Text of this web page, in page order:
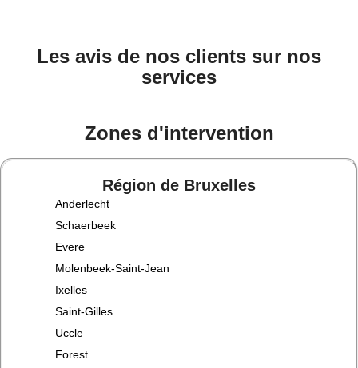
Les avis de nos clients sur nos
services
Zones d'intervention
Région de Bruxelles
Anderlecht
Schaerbeek
Evere
Molenbeek-Saint-Jean
Ixelles
Saint-Gilles
Uccle
Forest